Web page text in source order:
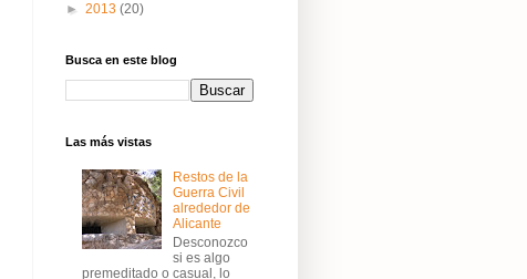
► 2013 (20)
Busca en este blog
Las más vistas
Restos de la
Guerra Civil
alrededor de
Alicante
Desconozco
si es algo
premeditado o casual, lo